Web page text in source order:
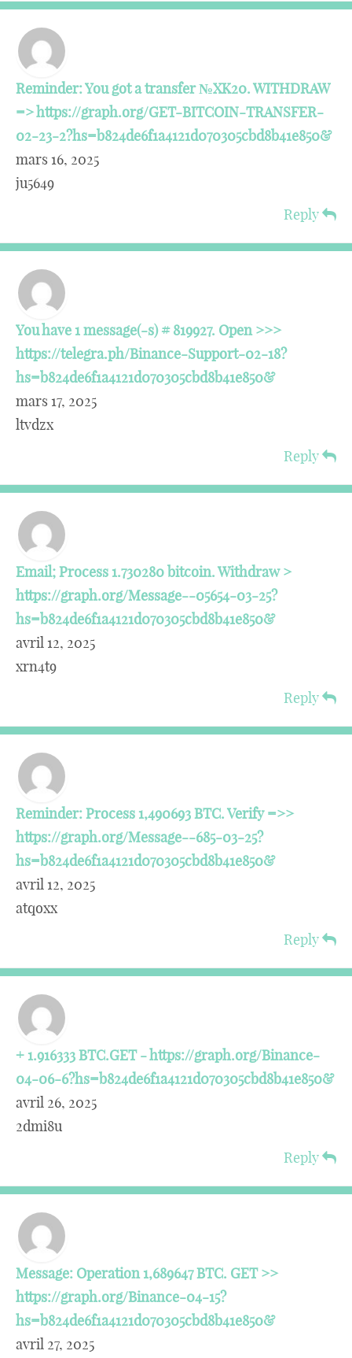
Reminder: You got a transfer №XK20. WITHDRAW
=> https://graph.org/GET-BITCOIN-TRANSFER-
02-23-2?hs=b824de6f1a4121d070305cbd8b41e850&
mars 16, 2025
ju5649
Reply
You have 1 message(-s) # 819927. Open >>>
https://telegra.ph/Binance-Support-02-18?
hs=b824de6f1a4121d070305cbd8b41e850&
mars 17, 2025
ltvdzx
Reply
Email; Process 1.730280 bitcoin. Withdraw >
https://graph.org/Message--05654-03-25?
hs=b824de6f1a4121d070305cbd8b41e850&
avril 12, 2025
xrn4t9
Reply
Reminder: Process 1,490693 BTC. Verify =>>
https://graph.org/Message--685-03-25?
hs=b824de6f1a4121d070305cbd8b41e850&
avril 12, 2025
atqoxx
Reply
+ 1.916333 BTC.GET - https://graph.org/Binance-
04-06-6?hs=b824de6f1a4121d070305cbd8b41e850&
avril 26, 2025
2dmi8u
Reply
Message: Operation 1,689647 BTC. GET >>
https://graph.org/Binance-04-15?
hs=b824de6f1a4121d070305cbd8b41e850&
avril 27, 2025